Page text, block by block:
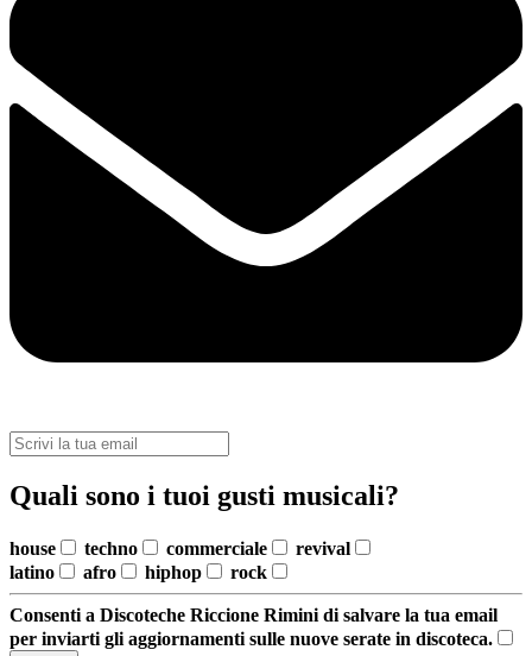
Quali sono i tuoi gusti musicali?
house techno commerciale
revival
latino
afro hiphop rock
Consenti a Discoteche Riccione Rimini di salvare la tua email
per inviarti gli aggiornamenti sulle nuove serate in discoteca.